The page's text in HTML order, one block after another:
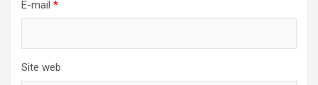
E-mail *
Site web